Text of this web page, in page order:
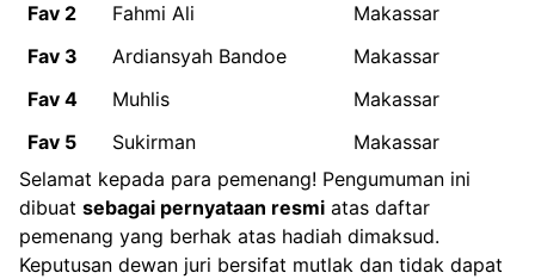
Fav 2
Fahmi Ali
Makassar
Fav 3
Ardiansyah Bandoe
Makassar
Fav 4
Muhlis
Makassar
Fav 5
Sukirman
Makassar
Selamat kepada para pemenang! Pengumuman ini
dibuat sebagai pernyataan resmi atas daftar
pemenang yang berhak atas hadiah dimaksud.
Keputusan dewan juri bersifat mutlak dan tidak dapat